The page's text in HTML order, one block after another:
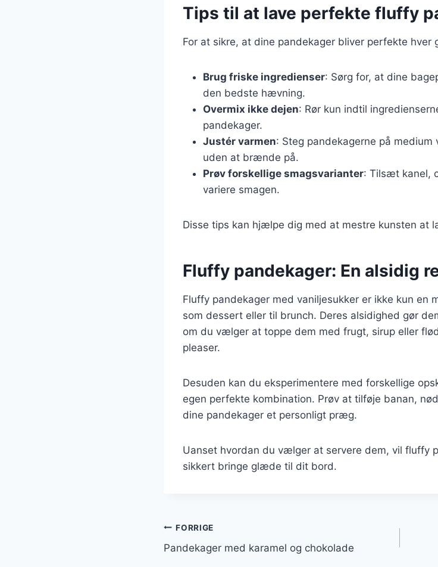
Tips til at lave perfekte fluffy
For at sikre, at dine pandekager bliver perfekte hver
Brug friske ingredienser: Sørg for, at dine
den bedste hævning.
Overmix ikke dejen: Rør kun indtil
pandekager.
Justér varmen: Steg pandekagerne på
uden at brænde på.
Prøv forskellige smagsvarianter: Tilsæt kanel,
variere smagen.
Disse tips kan hjælpe dig med at mestre kunsten at
Fluffy pandekager: En alsidig
Fluffy pandekager med vaniljesukker er ikke kun en
som dessert eller til brunch. Deres alsidighed gør
om du vælger at toppe dem med frugt, sirup eller
pleaser.
Desuden kan du eksperimentere med forskellige
egen perfekte kombination. Prøv at tilføje banan,
dine pandekager et personligt præg.
Uanset hvordan du vælger at servere dem, vil fluffy
sikkert bringe glæde til dit bord.
Indlægsnavigation
FORRIGE
Pandekager med karamel og chokolade